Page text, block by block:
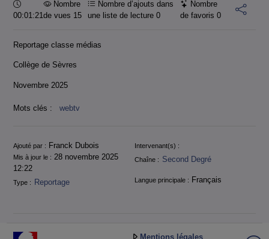
Durée :
00:01:21
Nombre
de vues 15
Nombre d’ajouts dans
une liste de lecture0
Nombre
de favoris 0
Reportage classe médias
Collège de Sèvres
Novembre 2025
Mots clés : webtv
Informations
Ajouté par : Franck Dubois
Intervenant(s) :
Mis à jour le : 28 novembre 2025
12:22
Chaîne : Second Degré
Type : Reportage Langue principale : Français